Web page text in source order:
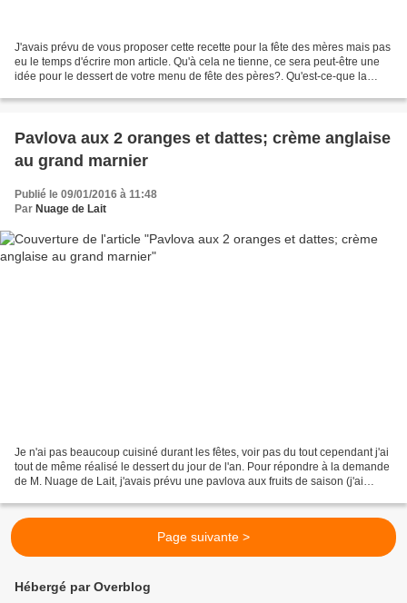
J'avais prévu de vous proposer cette recette pour la fête des mères mais pas
eu le temps d'écrire mon article. Qu'à cela ne tienne, ce sera peut-être une
idée pour le dessert de votre menu de fête des pères?. Qu'est-ce-que la
Pavlova aux 2 oranges et dattes; crème anglaise
au grand marnier
Publié le 09/01/2016 à 11:48
Par Nuage de Lait
Je n'ai pas beaucoup cuisiné durant les fêtes, voir pas du tout cependant j'ai
tout de même réalisé le dessert du jour de l'an. Pour répondre à la demande
de M. Nuage de Lait, j'avais prévu une pavlova aux fruits de saison (j'ai
Page suivante >
Hébergé par Overblog